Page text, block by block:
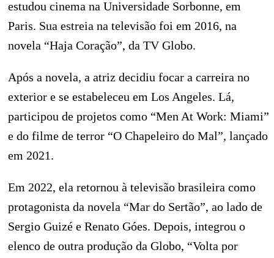
estudou cinema na Universidade Sorbonne, em
Paris. Sua estreia na televisão foi em 2016, na
novela “Haja Coração”, da TV Globo.
Após a novela, a atriz decidiu focar a carreira no
exterior e se estabeleceu em Los Angeles. Lá,
participou de projetos como “Men At Work: Miami”
e do filme de terror “O Chapeleiro do Mal”, lançado
em 2021.
Em 2022, ela retornou à televisão brasileira como
protagonista da novela “Mar do Sertão”, ao lado de
Sergio Guizé e Renato Góes. Depois, integrou o
elenco de outra produção da Globo, “Volta por